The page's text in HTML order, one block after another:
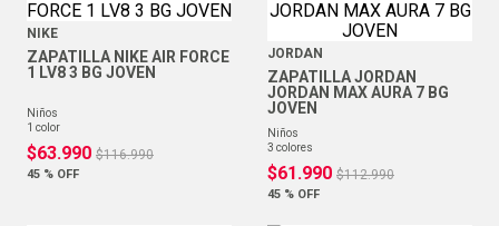
NIKE
ZAPATILLA NIKE AIR FORCE
1 LV8 3 BG JOVEN
niños
1 color
$63.990 $116.990
45 % OFF
JORDAN
ZAPATILLA JORDAN
JORDAN MAX AURA 7 BG
JOVEN
niños
3 colores
$61 .990 $112.990
45 % OFF